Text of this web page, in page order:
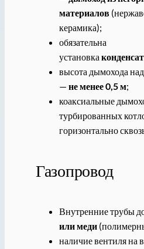
материалов
керамика);
обязательна
установка
высота дымохода
— не менее 0,5 м;
коаксиальные
турбированных
горизонтально
Газопровод
Внутренние трубы
или меди
наличие вентиля на